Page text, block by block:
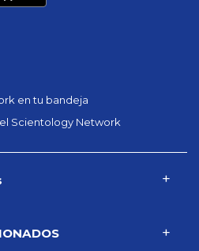
en tu bandeja
Scientology Network